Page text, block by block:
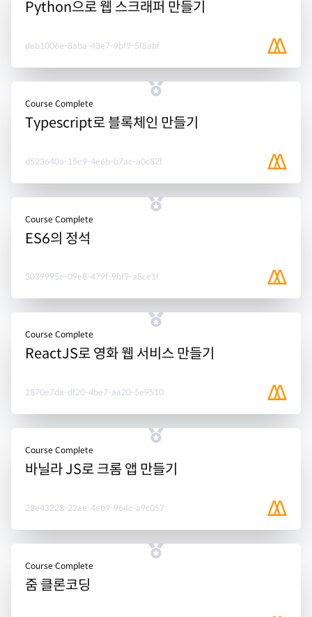
Python으로 웹 스크래퍼 만들기
deb1006e-8aba-43e7-9bf9-5f8abf
Course Complete
Typescript로 블록체인 만들기
d523640a-15e9-4e6b-b7ac-a0c82f
Course Complete
ES6의 정석
3039995e-09e8-479f-9bf9-a8ce1f
Course Complete
ReactJS로 영화 웹 서비스 만들기
2870e7da-df20-4be7-aa20-5e9510
Course Complete
바닐라 JS로 크롬 앱 만들기
28e43228-22ae-4eb9-964c-a9c057
Course Complete
줌 클론코딩